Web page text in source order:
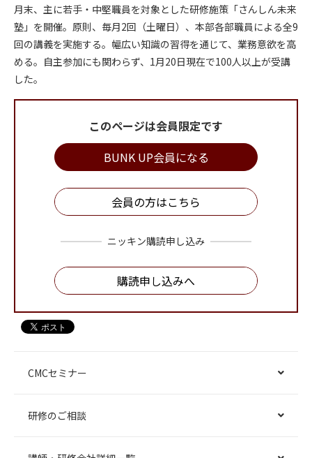
月末、主に若手・中堅職員を対象とした研修施策「さんしん未来
塾」を開催。原則、毎月2回（土曜日）、本部各部職員による全9
回の講義を実施する。幅広い知識の習得を通じて、業務意欲を高
める。自主参加にも関わらず、1月20日現在で100人以上が受講
した。
このページは会員限定です
BUNK UP会員になる
会員の方はこちら
ニッキン購読申し込み
購読申し込みへ
CMCセミナー
研修のご相談